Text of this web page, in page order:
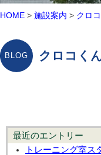
HOME > 施設案内 > クロ
クロコく
最近のエントリー
トレーニング室ス